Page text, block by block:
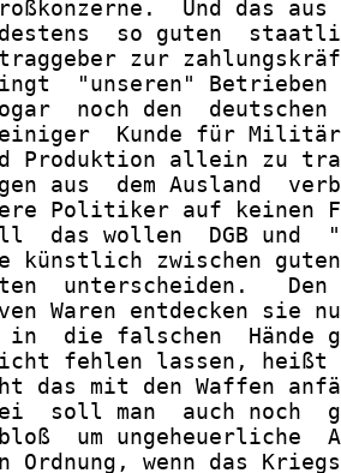
Und das
so guten
zur
"unseren"
noch den
Kunde für
Produktion allein zu
aus  dem Ausland
Politiker auf keinen
das wollen  DGB und
künstlich zwischen
unterscheiden.
Waren entdecken sie
in  die falschen  Hände
fehlen lassen,
das mit den Waffen
soll man  auch noch
um ungeheuerliche
Ordnung, wenn das